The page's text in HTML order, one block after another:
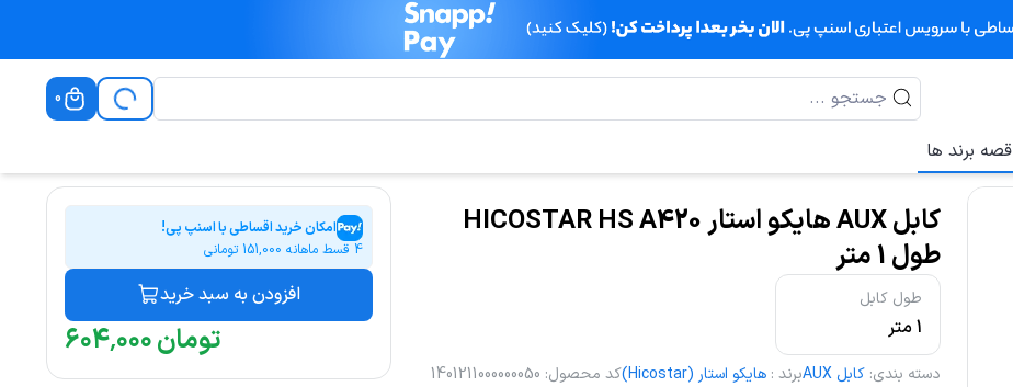
0
قصه برند ها
کابل AUX هایکو استار HICOSTAR HS A420
طول 1 متر
طول کابل
1 متر
دسته بندی: کابل AUX برند : هایکو استار (Hicostar) کد محصول:
1401211000000050
امکان خرید اقساطی با اسنپ پی!
4 قسط ماهانه
151,000 تومانی
افزودن به سبد خرید
۶۰۴٬۰۰۰تومان